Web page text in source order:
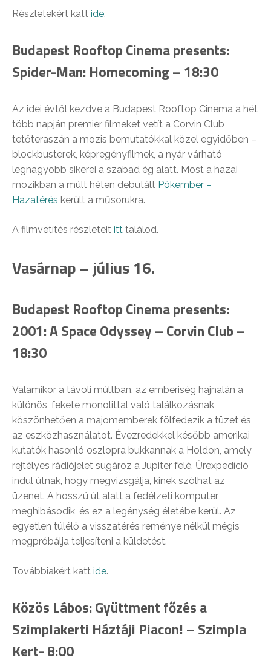
Részletekért katt ide.
Budapest Rooftop Cinema presents:
Spider-Man: Homecoming – 18:30
Az idei évtől kezdve a Budapest Rooftop Cinema a hét
több napján premier filmeket vetít a Corvin Club
tetőteraszán a mozis bemutatókkal közel egyidőben –
blockbusterek, képregényfilmek, a nyár várható
legnagyobb sikerei a szabad ég alatt. Most a hazai
mozikban a múlt héten debütált Pókember –
Hazatérés került a műsorukra.
A filmvetítés részleteit itt találod.
Vasárnap – július 16.
Budapest Rooftop Cinema presents:
2001: A Space Odyssey – Corvin Club –
18:30
Valamikor a távoli múltban, az emberiség hajnalán a
különös, fekete monolittal való találkozásnak
köszönhetően a majomemberek fölfedezik a tüzet és
az eszközhasználatot. Évezredekkel később amerikai
kutatók hasonló oszlopra bukkannak a Holdon, amely
rejtélyes rádiójelet sugároz a Jupiter felé. Űrexpedíció
indul útnak, hogy megvizsgálja, kinek szólhat az
üzenet. A hosszú út alatt a fedélzeti komputer
meghibásodik, és ez a legénység életébe kerül. Az
egyetlen túlélő a visszatérés reménye nélkül mégis
megpróbálja teljesíteni a küldetést.
Továbbiakért katt ide.
Közös Lábos: Gyüttment főzés a
Szimplakerti Háztáji Piacon! – Szimpla
Kert- 8:00